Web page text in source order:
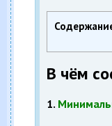
В чём
1.